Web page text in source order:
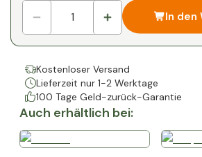
In den
Kostenloser Versand
Lieferzeit nur 1-2 Werktage
100 Tage Geld-zurück-Garantie
Auch erhältlich bei: